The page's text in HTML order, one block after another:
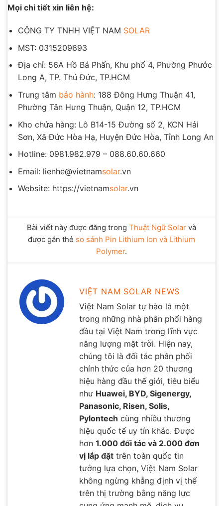
Mọi chi tiết xin liên hệ:
CÔNG TY TNHH VIỆT NAM SOLAR
MST: 0315209693
Địa chỉ: 56A Hồ Bá Phấn, Khu phố 4, Phường Phước
Long A, TP. Thủ Đức, TP.HCM
Trung tâm bảo hành: 188 Đông Hưng Thuận 41,
Phường Tân Hưng Thuận, Quận 12, TP.HCM
Kho chứa hàng: Lô B14-15 Đường số 2, KCN Hải
Sơn, Xã Đức Hòa Hạ, Huyện Đức Hòa, Tỉnh Long An
Hotline: 0981.982.979 – 088.60.60.660
Email: lienhe@vietnamsolar.vn
Website: https://vietnamsolar.vn
Bài viết này được đăng trong Thuật Ngữ Solar và
được gắn thẻ so sánh Pin Lithium Ion và Lithium
Polymer.
VIỆT NAM SOLAR NEWS
Việt Nam Solar tự hào là một
trong những nhà phân phối hàng
đầu tại Việt Nam trong lĩnh vực
năng lượng mặt trời. Hiện nay,
chúng tôi là đối tác phân phối
chính thức của hơn 20 thương
hiệu hàng đầu thế giới, tiêu biểu
như Huawei, BYD, Sigenergy,
Panasonic, Risen, Solis,
Pylontech cùng nhiều thương
hiệu quốc tế uy tín khác. Được
hơn 1.000 đối tác và 2.000 đơn
vị lắp đặt trên toàn quốc tin
tưởng lựa chọn, Việt Nam Solar
không ngừng khẳng định vị thế
trên thị trường bằng năng lực